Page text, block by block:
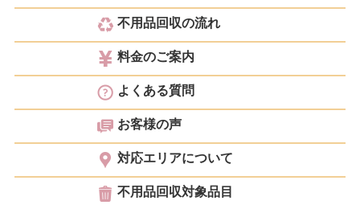
不用品回収の流れ
料金のご案内
よくある質問
お客様の声
対応エリアについて
不用品回収対象品目